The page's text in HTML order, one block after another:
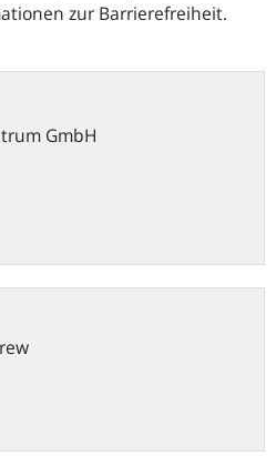
zur Barrierefreiheit.
GmbH